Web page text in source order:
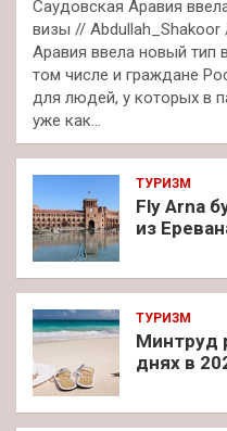
Саудовская Аравия
визы // Abdullah_Shakoor
Аравия ввела новый тип
том числе и граждане
для людей, у которых в
уже как…
ТУРИЗМ
Fly Arna
из
ТУРИЗМ
Минтруд
днях в